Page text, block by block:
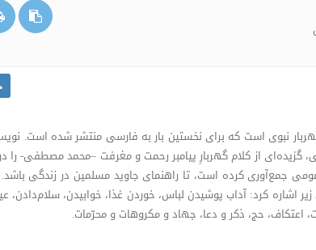
نبوی است که برای نخستین بار به فارسی منتشر شده است.
جمع‌آوری کرده است، تا راهنمای جاوید مسلمین در زندگی
اشاره کرد: آداب پوشیدن لباس، خوردن غذا، خوابیدن،
اعتکاف، حج، ذکر و دعا، جهاد و مکروهات و محرّمات.